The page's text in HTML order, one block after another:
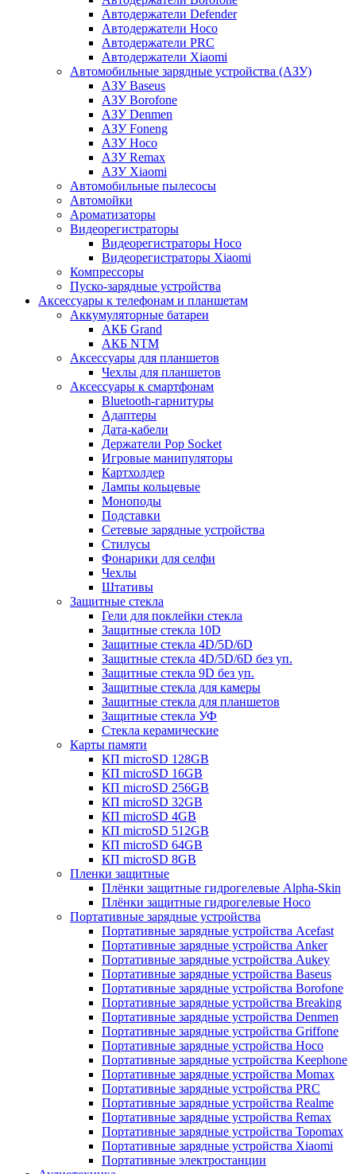
Автодержатели Defender
Автодержатели Hoco
Автодержатели PRC
Автодержатели Xiaomi
Автомобильные зарядные устройства (АЗУ)
АЗУ Baseus
АЗУ Borofone
АЗУ Denmen
АЗУ Foneng
АЗУ Hoco
АЗУ Remax
АЗУ Xiaomi
Автомобильные пылесосы
Автомойки
Ароматизаторы
Видеорегистраторы
Видеорегистраторы Hoco
Видеорегистраторы Xiaomi
Компрессоры
Пуско-зарядные устройства
Аксессуары к телефонам и планшетам
Аккумуляторные батареи
АКБ Grand
АКБ NTM
Аксессуары для планшетов
Чехлы для планшетов
Аксессуары к смартфонам
Bluetooth-гарнитуры
Адаптеры
Дата-кабели
Держатели Pop Socket
Игровые манипуляторы
Картхолдер
Лампы кольцевые
Моноподы
Подставки
Сетевые зарядные устройства
Стилусы
Фонарики для селфи
Чехлы
Штативы
Защитные стекла
Гели для поклейки стекла
Защитные стекла 10D
Защитные стекла 4D/5D/6D
Защитные стекла 4D/5D/6D без уп.
Защитные стекла 9D без уп.
Защитные стекла для камеры
Защитные стекла для планшетов
Защитные стекла УФ
Стекла керамические
Карты памяти
КП microSD 128GB
КП microSD 16GB
КП microSD 256GB
КП microSD 32GB
КП microSD 4GB
КП microSD 512GB
КП microSD 64GB
КП microSD 8GB
Пленки защитные
Плёнки защитные гидрогелевые Alpha-Skin
Плёнки защитные гидрогелевые Hoco
Портативные зарядные устройства
Портативные зарядные устройства Acefast
Портативные зарядные устройства Anker
Портативные зарядные устройства Aukey
Портативные зарядные устройства Baseus
Портативные зарядные устройства Borofone
Портативные зарядные устройства Breaking
Портативные зарядные устройства Denmen
Портативные зарядные устройства Griffone
Портативные зарядные устройства Hoco
Портативные зарядные устройства Keephone
Портативные зарядные устройства Momax
Портативные зарядные устройства PRC
Портативные зарядные устройства Realme
Портативные зарядные устройства Remax
Портативные зарядные устройства Topomax
Портативные зарядные устройства Xiaomi
Портативные электростанции